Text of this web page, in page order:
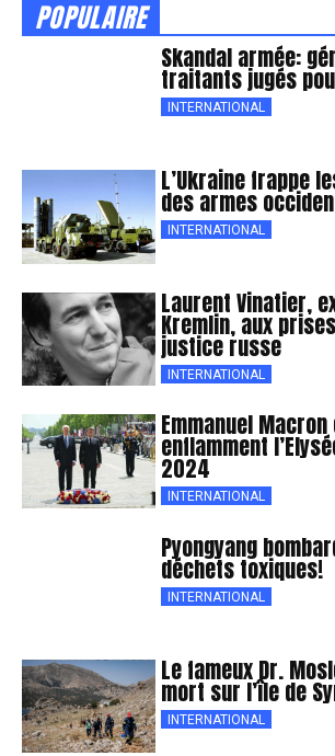
POPULAIRE
Skandal armée:
traitants jugés
INTERNATIONAL
L’Ukraine frappe
des armes
INTERNATIONAL
Laurent Vinatier,
Kremlin, aux
justice russe
INTERNATIONAL
Emmanuel
enflamment
2024
INTERNATIONAL
Pyongyang
déchets toxiques!
INTERNATIONAL
Le fameux Dr.
mort sur l’île de
INTERNATIONAL